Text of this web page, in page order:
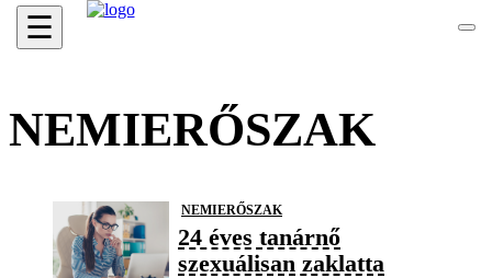
☰
NEMIERŐSZAK
NEMIERŐSZAK
24 éves tanárnő
szexuálisan zaklatta